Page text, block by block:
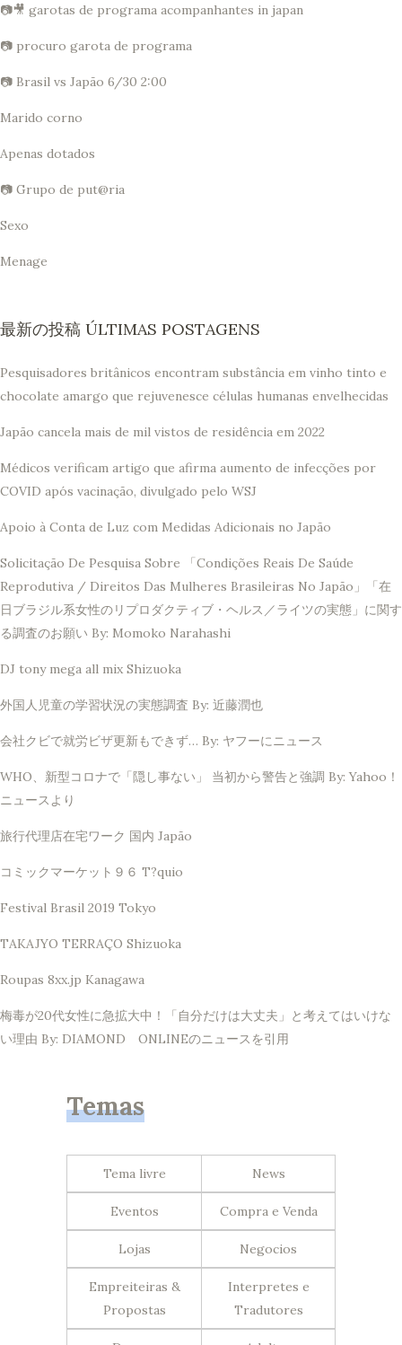
📷🎥 garotas de programa acompanhantes in japan
📷 procuro garota de programa
📷 Brasil vs Japão 6/30 2:00
Marido corno
Apenas dotados
📷 Grupo de put@ria
Sexo
Menage
最新の投稿 ÚLTIMAS POSTAGENS
Pesquisadores britânicos encontram substância em vinho tinto e
chocolate amargo que rejuvenesce células humanas envelhecidas
Japão cancela mais de mil vistos de residência em 2022
Médicos verificam artigo que afirma aumento de infecções por
COVID após vacinação, divulgado pelo WSJ
Apoio à Conta de Luz com Medidas Adicionais no Japão
Solicitação De Pesquisa Sobre 「Condições Reais De Saúde
Reprodutiva / Direitos Das Mulheres Brasileiras No Japão」「在
日ブラジル系女性のリプロダクティブ・ヘルス／ライツの実態」に関す
る調査のお願い By: Momoko Narahashi
DJ tony mega all mix Shizuoka
外国人児童の学習状況の実態調査 By: 近藤潤也
会社クビで就労ビザ更新もできず… By: ヤフーにニュース
WHO、新型コロナで「隠し事ない」 当初から警告と強調 By: Yahoo！
ニュースより
旅行代理店在宅ワーク 国内 Japão
コミックマーケット９６ T?quio
Festival Brasil 2019 Tokyo
TAKAJYO TERRAÇO Shizuoka
Roupas 8xx.jp Kanagawa
梅毒が20代女性に急拡大中！「自分だけは大丈夫」と考えてはいけな
い理由 By: DIAMOND ONLINEのニュースを引用
Temas
Tema livre News
Eventos Compra e Venda
Lojas Negocios
Empreiteiras &
Propostas
Interpretes e
Tradutores